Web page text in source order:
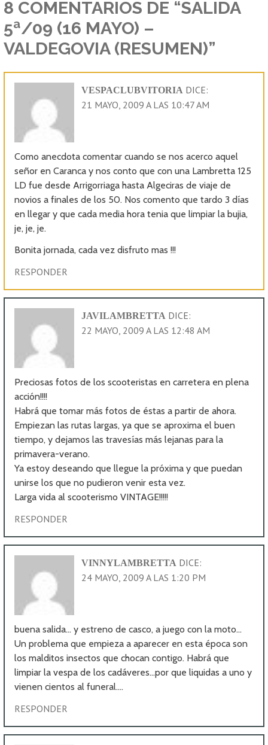
ENTRADAS
8 COMENTARIOS DE “SALIDA
5ª/09 (16 MAYO) –
VALDEGOVIA (RESUMEN)”
VESPACLUBVITORIA DICE:
21 MAYO, 2009 A LAS 10:47 AM
Como anecdota comentar cuando se nos acerco aquel
señor en Caranca y nos conto que con una Lambretta 125
LD fue desde Arrigorriaga hasta Algeciras de viaje de
novios a finales de los 50. Nos comento que tardo 3 días
en llegar y que cada media hora tenia que limpiar la bujia,
je, je, je.
Bonita jornada, cada vez disfruto mas !!!
RESPONDER
JAVILAMBRETTA DICE:
22 MAYO, 2009 A LAS 12:48 AM
Preciosas fotos de los scooteristas en carretera en plena
acción!!!!
Habrá que tomar más fotos de éstas a partir de ahora.
Empiezan las rutas largas, ya que se aproxima el buen
tiempo, y dejamos las travesías más lejanas para la
primavera-verano.
Ya estoy deseando que llegue la próxima y que puedan
unirse los que no pudieron venir esta vez.
Larga vida al scooterismo VINTAGE!!!!!
RESPONDER
VINNYLAMBRETTA DICE:
24 MAYO, 2009 A LAS 1:20 PM
buena salida… y estreno de casco, a juego con la moto…
Un problema que empieza a aparecer en esta época son
los malditos insectos que chocan contigo. Habrá que
limpiar la vespa de los cadáveres…por que liquidas a uno y
vienen cientos al funeral….
RESPONDER